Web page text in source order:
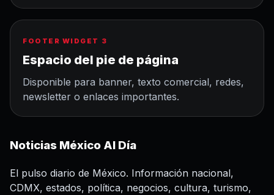
FOOTER WIDGET 3
Espacio del pie de página
Disponible para banner, texto comercial, redes,
newsletter o enlaces importantes.
Noticias México Al Día
El pulso diario de México. Información nacional,
CDMX, estados, política, negocios, cultura, turismo,